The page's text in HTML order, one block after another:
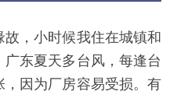
，小时候我住在城镇和
东夏天多台风，每逢台
因为厂房容易受损。有